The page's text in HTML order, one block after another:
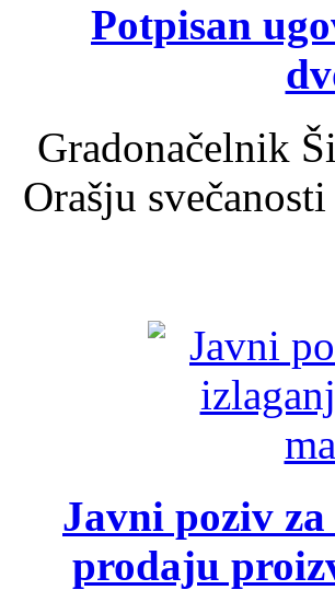
Potpisan
Gradonačelnik
Orašju
Javni poziv
prodaju